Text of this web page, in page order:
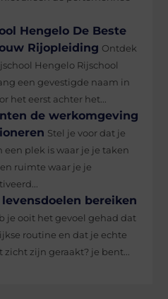
Hengelo De Beste
Rijopleiding Ontdek
Hengelo Rijschool
een gevestigde naam in
het eerst achter het...
de werkomgeving
Stel je voor dat je
plek is waar je je taken
ruimte waar je je
bereiken
je ooit het gevoel gehad dat
routine en dat je echte
zijn geraakt? je bent...